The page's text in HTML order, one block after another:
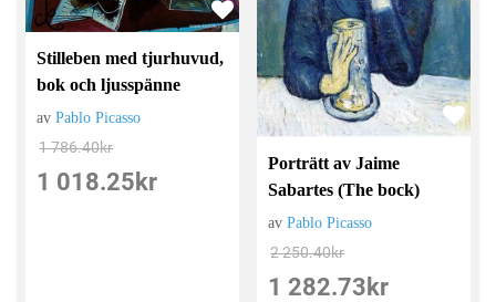
Stilleben med tjurhuvud,
bok och ljusspänne
avPablo Picasso
1 786.40kr
1 018.25 kr
Porträtt av Jaime
Sabartes (The bock)
avPablo Picasso
2 250.40kr
1 282.73 kr